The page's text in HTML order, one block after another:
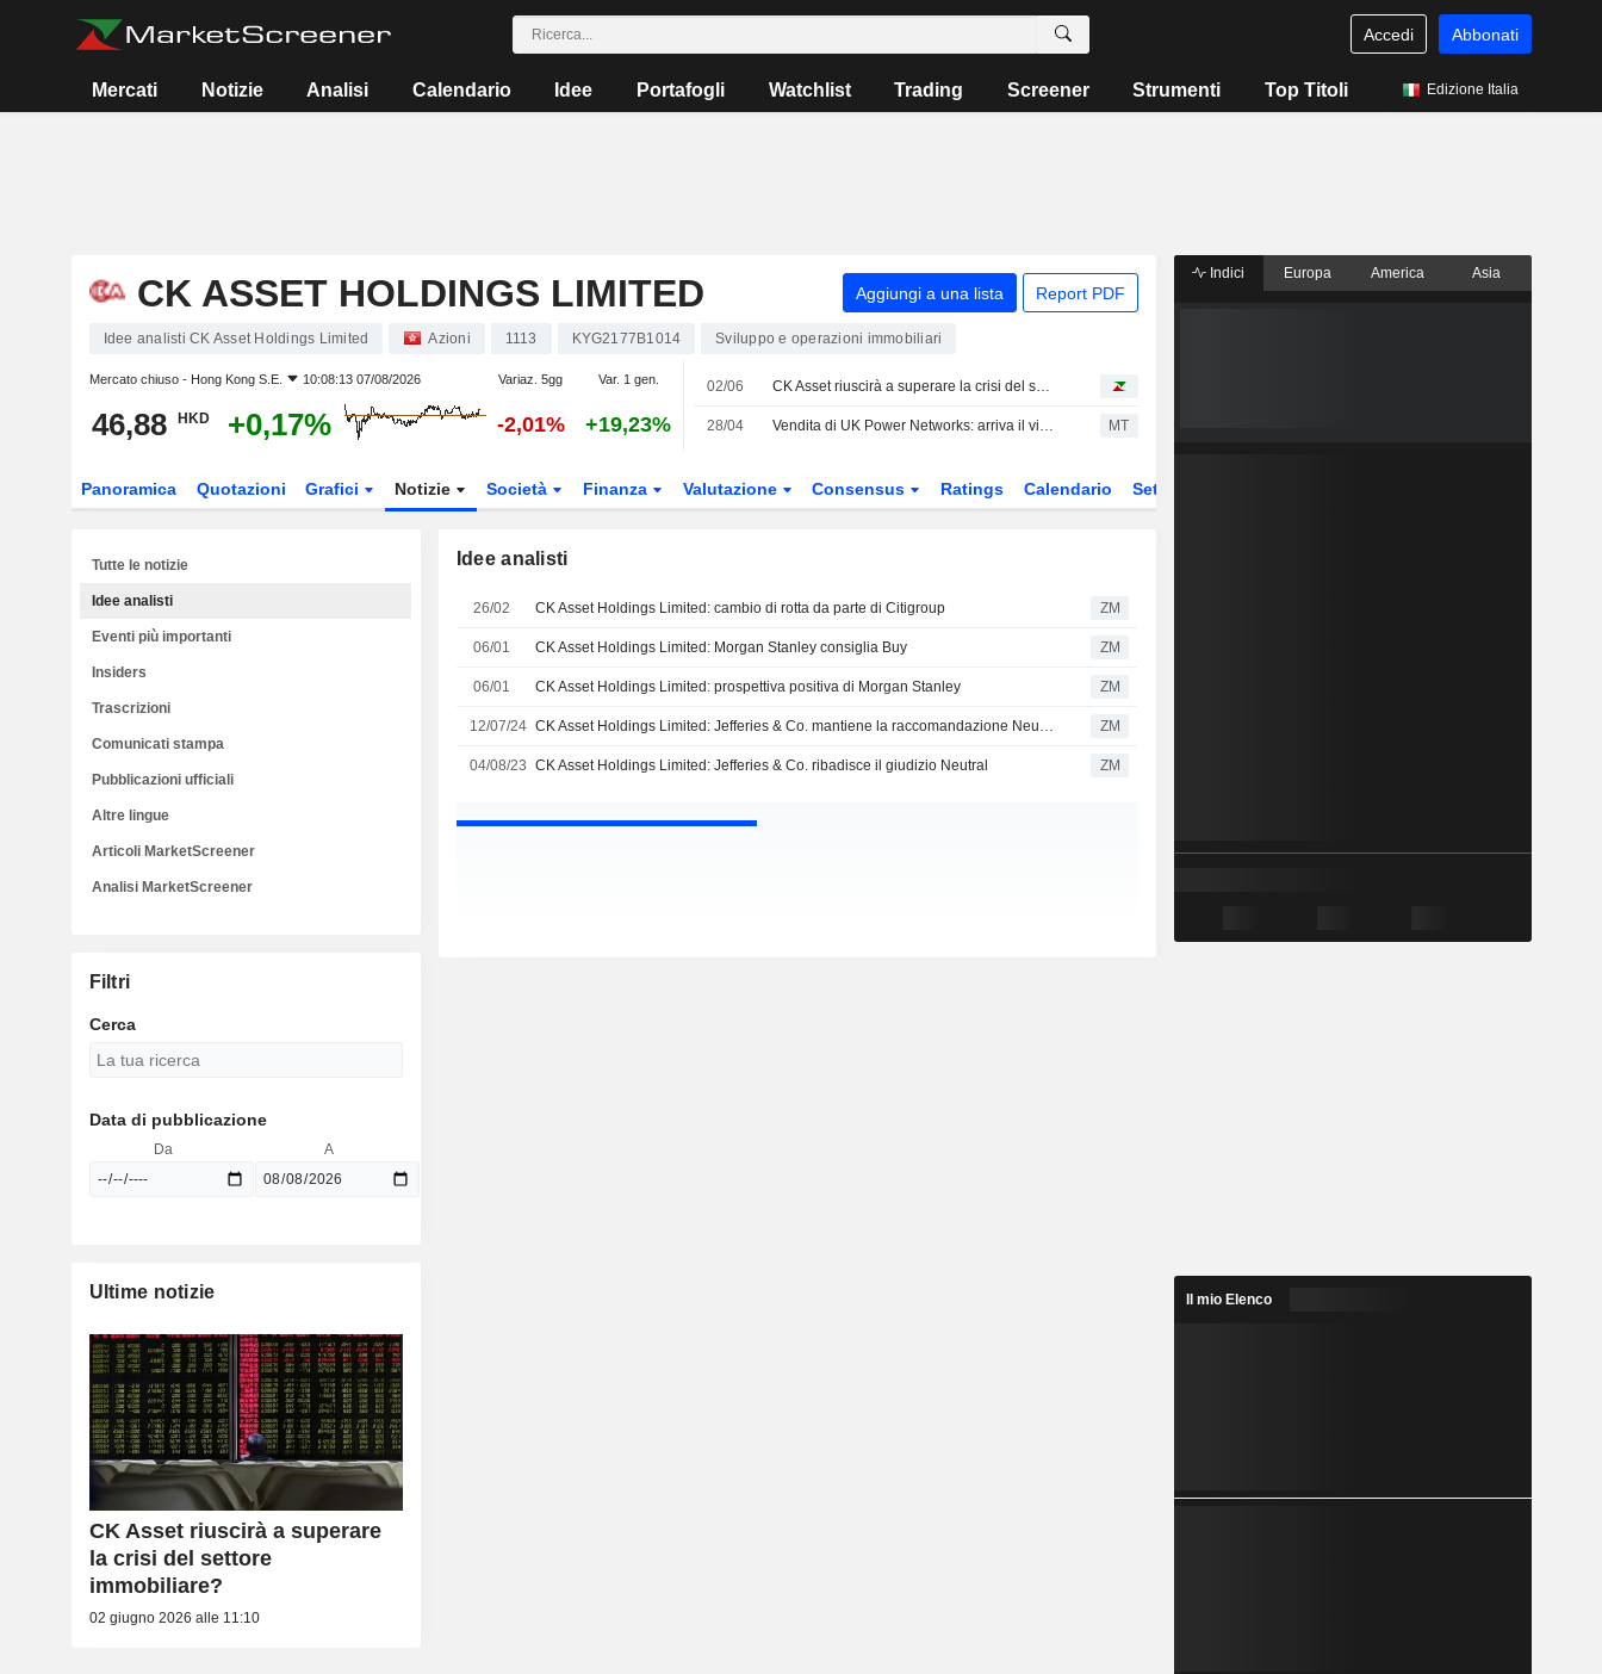
Accedi Abbonati
Mercati Notizie Analisi Calendario Idee Portafogli Watchlist Trading Screener Strumenti Top Titoli Edizione Italia
CK ASSET HOLDINGS LIMITED Aggiungi a una lista Report PDF
Idee analisti CK Asset Holdings Limited Azioni 1113 KYG2177B1014 Sviluppo e operazioni immobiliari
Mercato chiuso - Hong Kong S.E. 10:08:13 07/08/2026 Variaz. 5gg Var. 1 gen.
46,88 HKD +0,17% -2,01% +19,23%
02/06 CK Asset riuscirà a superare la crisi del settore immobiliare?
28/04 Vendita di UK Power Networks: arriva il via libera degli azionisti MT
Panoramica Quotazioni Grafici Notizie Società Finanza Valutazione Consensus Ratings Calendario Settore
Idee analisti
26/02 CK Asset Holdings Limited: cambio di rotta da parte di Citigroup ZM
06/01 CK Asset Holdings Limited: Morgan Stanley consiglia Buy ZM
06/01 CK Asset Holdings Limited: prospettiva positiva di Morgan Stanley ZM
12/07/24 CK Asset Holdings Limited: Jefferies & Co. mantiene la raccomandazione Neutral ZM
04/08/23 CK Asset Holdings Limited: Jefferies & Co. ribadisce il giudizio Neutral ZM
Tutte le notizie
Idee analisti
Eventi più importanti
Insiders
Trascrizioni
Comunicati stampa
Pubblicazioni ufficiali
Altre lingue
Articoli MarketScreener
Analisi MarketScreener
Filtri
Cerca
Data di pubblicazione
Da A
Ultime notizie
CK Asset riuscirà a superare
la crisi del settore
immobiliare?
02 giugno 2026 alle 11:10
Indici Europa America Asia
Il mio Elenco